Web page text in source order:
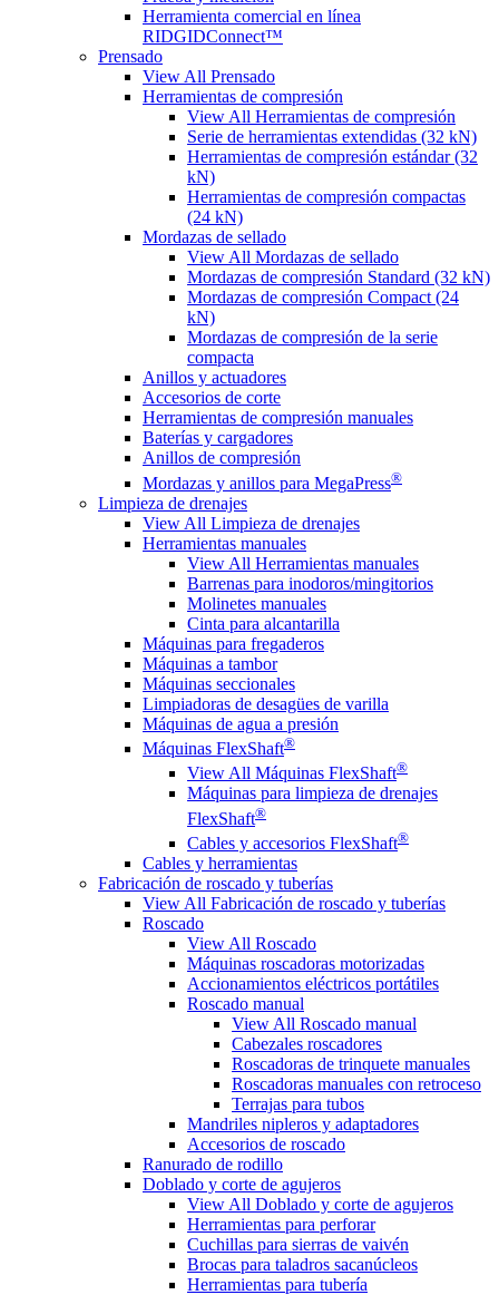
Herramienta comercial en línea
RIDGIDConnect™
Prensado
View All Prensado
Herramientas de compresión
View All Herramientas de compresión
Serie de herramientas extendidas (32 kN)
Herramientas de compresión estándar (32
kN)
Herramientas de compresión compactas
(24 kN)
Mordazas de sellado
View All Mordazas de sellado
Mordazas de compresión Standard (32 kN)
Mordazas de compresión Compact (24
kN)
Mordazas de compresión de la serie
compacta
Anillos y actuadores
Accesorios de corte
Herramientas de compresión manuales
Baterías y cargadores
Anillos de compresión
Mordazas y anillos para MegaPress®
Limpieza de drenajes
View All Limpieza de drenajes
Herramientas manuales
View All Herramientas manuales
Barrenas para inodoros/mingitorios
Molinetes manuales
Cinta para alcantarilla
Máquinas para fregaderos
Máquinas a tambor
Máquinas seccionales
Limpiadoras de desagües de varilla
Máquinas de agua a presión
Máquinas FlexShaft®
View All Máquinas FlexShaft®
Máquinas para limpieza de drenajes
FlexShaft®
Cables y accesorios FlexShaft®
Cables y herramientas
Fabricación de roscado y tuberías
View All Fabricación de roscado y tuberías
Roscado
View All Roscado
Máquinas roscadoras motorizadas
Accionamientos eléctricos portátiles
Roscado manual
View All Roscado manual
Cabezales roscadores
Roscadoras de trinquete manuales
Roscadoras manuales con retroceso
Terrajas para tubos
Mandriles nipleros y adaptadores
Accesorios de roscado
Ranurado de rodillo
Doblado y corte de agujeros
View All Doblado y corte de agujeros
Herramientas para perforar
Cuchillas para sierras de vaivén
Brocas para taladros sacanúcleos
Herramientas para tubería